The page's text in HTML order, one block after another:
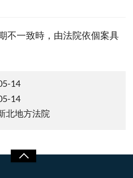
不一致時，由法院依個案具
14
14
北地方法院